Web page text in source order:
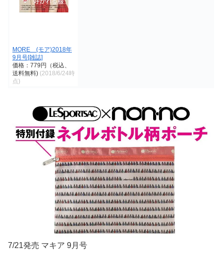
MORE (モア)2018年
9月号[雑誌]
価格：779円（税込、
送料無料) (2018/6/24時
点)
7/21発売 マキア 9月号